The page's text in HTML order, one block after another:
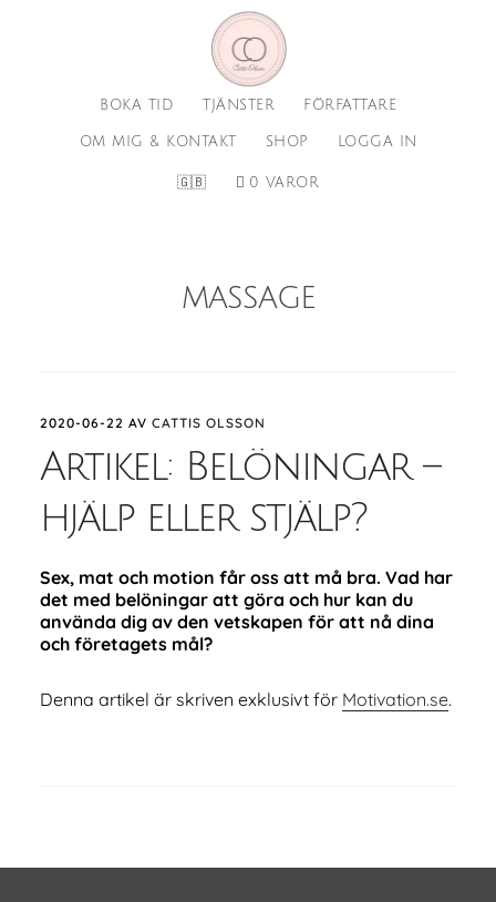
BOKA TID TJÄNSTER FÖRFATTARE
OM MIG & KONTAKT SHOP LOGGA IN
🇬🇧 0 VAROR
massage
2020-06-22 AV CATTIS OLSSON
Artikel: Belöningar –
hjälp eller stjälp?
Sex, mat och motion får oss att må bra. Vad har
det med belöningar att göra och hur kan du
använda dig av den vetskapen för att nå dina
och företagets mål?
Denna artikel är skriven exklusivt för Motivation.se.